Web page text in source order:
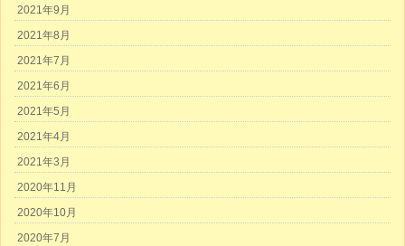
2021年9月
2021年8月
2021年7月
2021年6月
2021年5月
2021年4月
2021年3月
2020年11月
2020年10月
2020年7月